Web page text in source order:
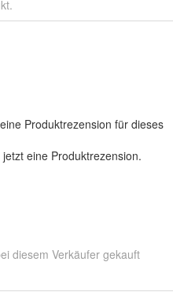
Produktrezension für dieses
eine Produktrezension.
diesem Verkäufer gekauft